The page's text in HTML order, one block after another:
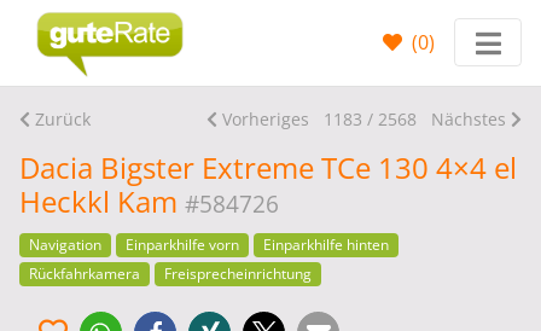
(0)
Zurück Vorheriges 1183 / 2568 Nächstes
Dacia Bigster Extreme TCe 130 4×4 el
Heckkl Kam #584726
Navigation Einparkhilfe vorn
Einparkhilfe hinten
Rückfahrkamera
Freisprecheinrichtung